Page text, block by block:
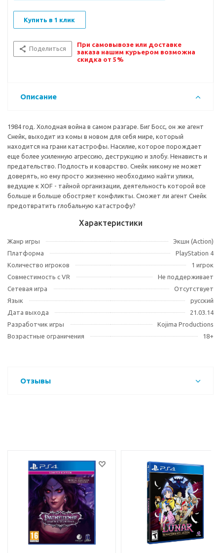
Купить в 1 клик
Поделиться
При самовывозе или доставке
заказа нашим курьером возможна
скидка от 5%
Описание
1984 год. Холодная война в самом разгаре. Биг Босс, он же агент
Снейк, выходит из комы в новом для себя мире, который
находится на грани катастрофы. Насилие, которое порождает
еще более усиленную агрессию, деструкцию и злобу. Ненависть и
предательство. Подлость и коварство. Снейк никому не может
доверять, но ему просто жизненно необходимо найти улики,
ведущие к XOF - тайной организации, деятельность которой все
больше и больше обостряет конфликты. Сможет ли агент Снейк
предотвратить глобальную катастрофу?
Характеристики
Жанр игры
Экшн (Action)
Платформа
PlayStation 4
Количество игроков
1 игрок
Совместимость с VR
Не поддерживает
Сетевая игра
Отсутствует
Язык
русский
Дата выхода
21.03.14
Разработчик игры
Kojima Productions
Возрастные ограничения
18+
Отзывы